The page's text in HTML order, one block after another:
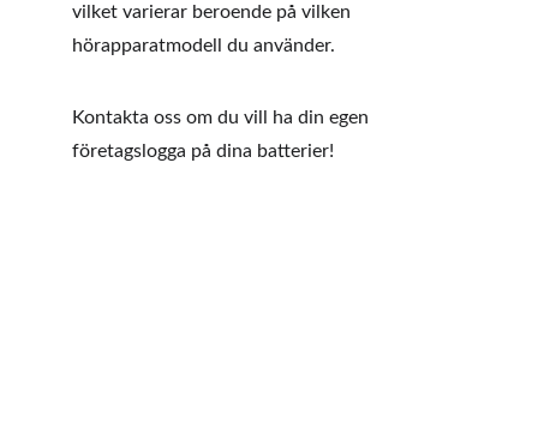
vilket varierar beroende på vilken
hörapparatmodell du använder.
Kontakta oss om du vill ha din egen
företagslogga på dina batterier!